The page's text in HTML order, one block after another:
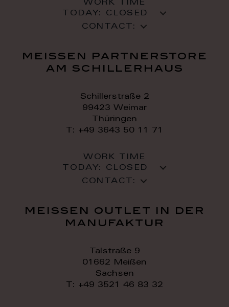
WORK TIME
TODAY: CLOSED
CONTACT:
meissen partnerstore
am schillerhaus
Schillerstraße 2
99423 Weimar
Thüringen
T: +49 3643 50 11 71
WORK TIME
TODAY: CLOSED
CONTACT:
meissen outlet in der
manufaktur
Talstraße 9
01662 Meißen
Sachsen
T: +49 3521 46 83 32